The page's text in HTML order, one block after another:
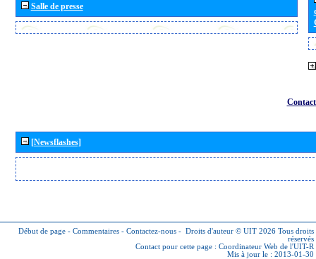
Salle de presse
[Newsflashes]
Début de page - Commentaires - Contactez-nous - Droits d'auteur © UIT 2026 Tous droits
réservés
Contact pour cette page : Coordinateur Web de l'UIT-R
Mis à jour le : 2013-01-30